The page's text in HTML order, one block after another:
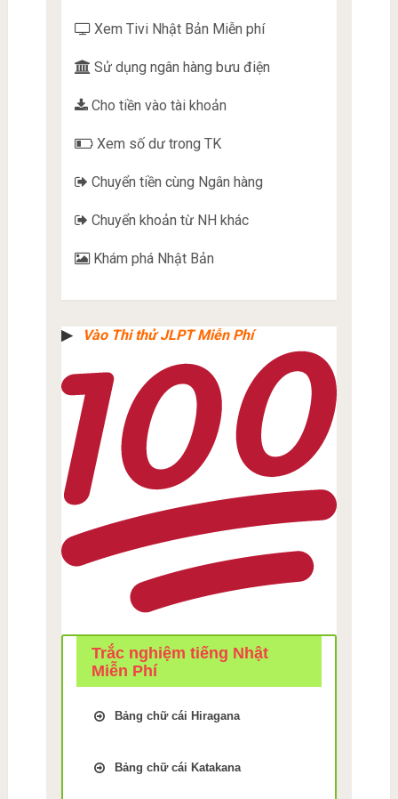
Xem Tivi Nhật Bản Miễn phí
Sử dụng ngân hàng bưu điện
Cho tiền vào tài khoản
Xem số dư trong TK
Chuyển tiền cùng Ngân hàng
Chuyển khoản từ NH khác
Khám phá Nhật Bản
▶︎ Vào Thi thử JLPT Miễn Phí
Trắc nghiệm tiếng Nhật
Miễn Phí
Bảng chữ cái Hiragana
bảng chữ cái Tiếng Nhật
hiragana Bài 1
Bảng chữ cái Katakana